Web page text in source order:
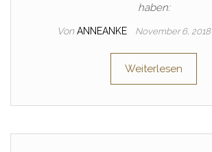
haben:
Von ANNEANKE November 6, 2018
Weiterlesen